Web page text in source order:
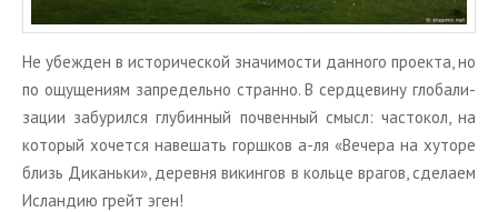
Не убеж­ден в ис­то­ри­че­ской зна­чи­мо­сти дан­но­го про­ек­та, но
по ощу­ще­ни­ям за­пре­дель­но стран­но. В серд­це­ви­ну гло­ба­ли­
за­ции за­бу­рил­ся глу­бин­ный поч­вен­ный смысл: ча­сто­кол, на
ко­то­рый хо­чет­ся на­ве­шать горш­ков а-ля «Ве­че­ра на ху­то­ре
близь Ди­кань­ки», де­рев­ня ви­кин­гов в коль­це вра­гов, сде­ла­ем
Ис­лан­дию грейт эген!